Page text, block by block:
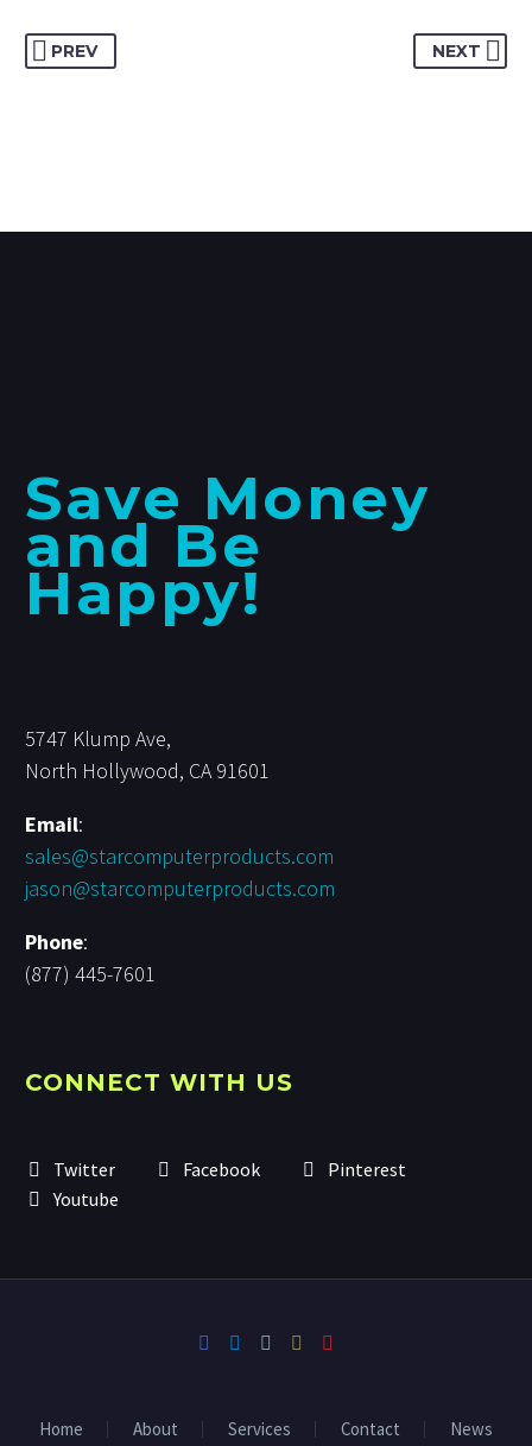
PREV NEXT
Save Money
and Be
Happy!
5747 Klump Ave,
North Hollywood, CA 91601
Email:
sales@starcomputerproducts.com
jason@starcomputerproducts.com
Phone:
(877) 445-7601
CONNECT WITH US
Twitter Facebook
Pinterest
Youtube
Home About Services Contact News